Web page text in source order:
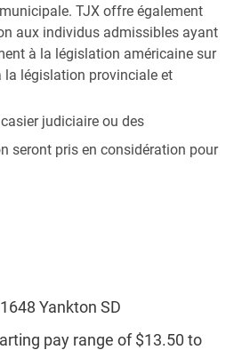
TJX offre également
aux individus admissibles ayant
à la législation américaine sur
la législation provinciale et
judiciaire ou des
seront pris en considération pour
Yankton SD
pay range of $13.50 to